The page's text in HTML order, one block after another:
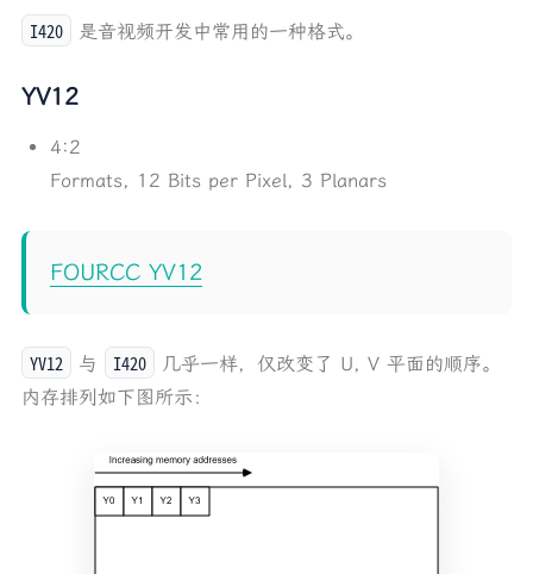
I420 是音视频开发中常用的一种格式。
YV12
4:2
Formats, 12 Bits per Pixel, 3 Planars
FOURCC YV12
YV12 与 I420
几乎一样，仅改变了 U, V 平面的顺序。
内存排列如下图所示：